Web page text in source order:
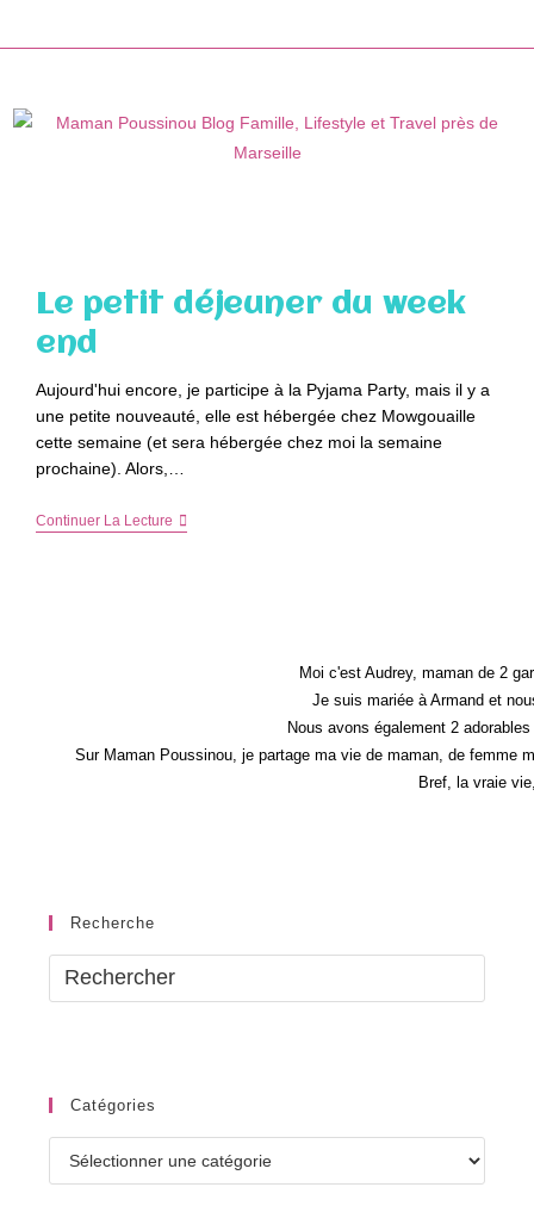
Le petit déjeuner du week
end
Aujourd'hui encore, je participe à la Pyjama Party, mais il y a
une petite nouveauté, elle est hébergée chez Mowgouaille
cette semaine (et sera hébergée chez moi la semaine
prochaine). Alors,…
Continuer La LectureLe
Moi c'est Audrey, maman de 2
Je suis mariée à Armand et
Nous avons également 2
Sur Maman Poussinou, je partage ma vie de maman, de femme
Bref, la vraie
Recherche
Catégories